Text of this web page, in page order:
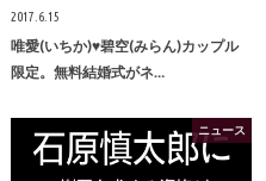
2017.6.15
唯愛(いちか)♥碧空(みらん)カップル
限定。無料結婚式がネ…
ニュース